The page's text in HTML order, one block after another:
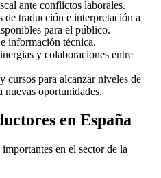
ante conflictos laborales.
traducción e interpretación a
para el público.
información técnica.
y colaboraciones entre
cursos para alcanzar niveles de
nuevas oportunidades.
en España
en el sector de la